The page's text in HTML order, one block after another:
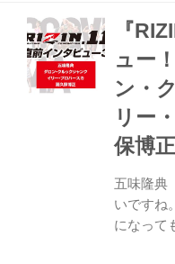
一カ月
してい
すね。
RIZINの
はいかが
るメン
な、自分
『
ュー
ン・
リー
保博正
五味隆典
いですね
になって